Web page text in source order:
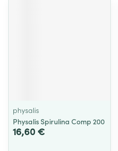
physalis
Physalis Spirulina Comp 200
16,60 €